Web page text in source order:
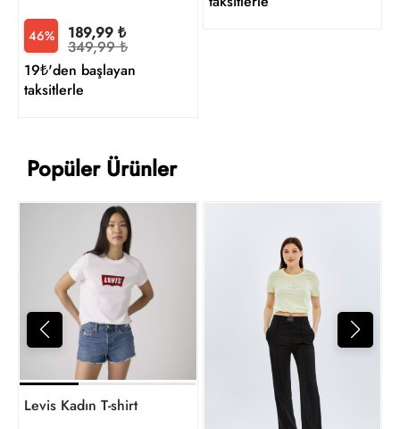
46% 189,99 ₺
349,99 ₺
19₺'den başlayan
taksitlerle
Popüler Ürünler
Levis Kadın T-shirt